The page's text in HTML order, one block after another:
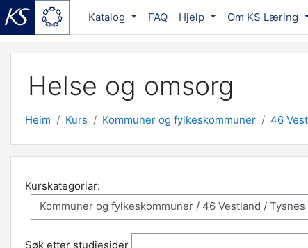
Katalog FAQ Hjelp Om KS Læring
Helse og omsorg
Heim Kurs Kommuner og fylkeskommuner 46
Kurskategoriar:
Søk etter studiesider